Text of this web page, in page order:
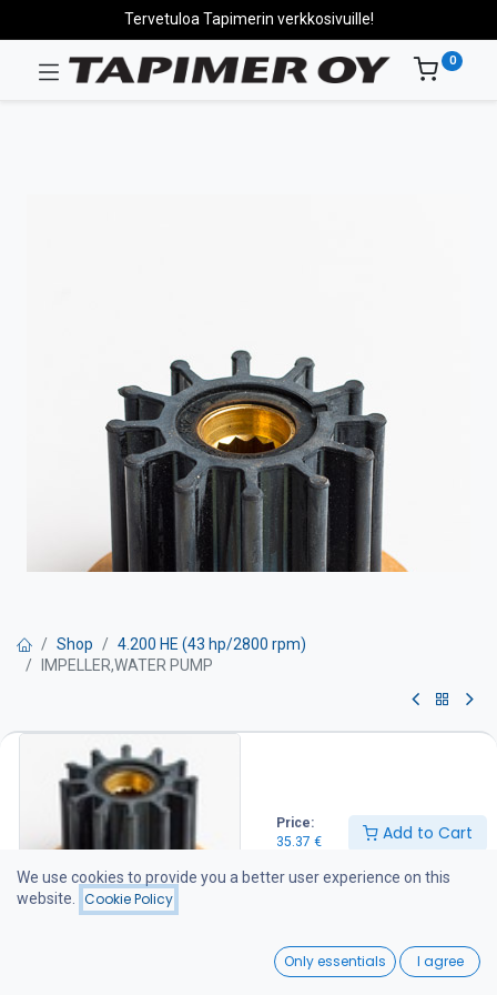
Price:
35.37 € Add to Cart
Wishlist
Tervetuloa Tapimerin verkkosivuille!
0
Shop
4.200 HE (43 hp/2800 rpm)
IMPELLER,WATER PUMP
IMPELLER,WATER PUMP
Siipipyörä on suositeltava pitää varalla veneessä
We use cookies to provide you a better user experience on this
website.
Cookie Policy
Only essentials I agree